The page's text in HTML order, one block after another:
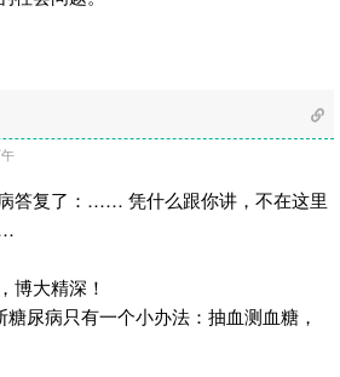
答复了：…… 凭什么跟你讲，不在这里
博大精深！
糖尿病只有一个小办法：抽血测血糖，